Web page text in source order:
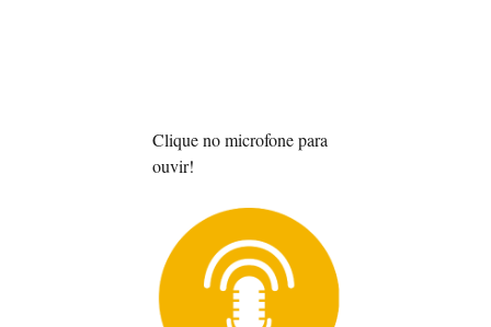
Cliqueno microfone para
ouvir!